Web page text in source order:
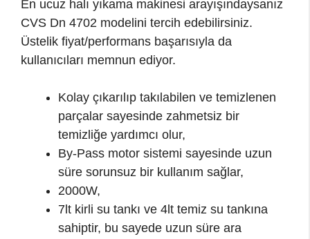
En ucuz halı yıkama makinesi arayışındaysanız
CVS Dn 4702 modelini tercih edebilirsiniz.
Üstelik fiyat/performans başarısıyla da
kullanıcıları memnun ediyor.
Kolay çıkarılıp takılabilen ve temizlenen
parçalar sayesinde zahmetsiz bir
temizliğe yardımcı olur,
By-Pass motor sistemi sayesinde uzun
süre sorunsuz bir kullanım sağlar,
2000W,
7lt kirli su tankı ve 4lt temiz su tankına
sahiptir, bu sayede uzun süre ara